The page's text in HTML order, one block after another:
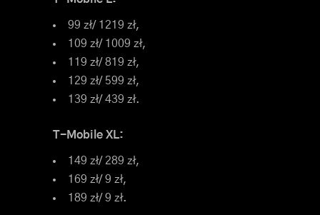
99 zł/ 1219 zł,
109 zł/ 1009 zł,
119 zł/ 819 zł,
129 zł/ 599 zł,
139 zł/ 439 zł.
T-Mobile XL:
149 zł/ 289 zł,
169 zł/ 9 zł,
189 zł/ 9 zł.